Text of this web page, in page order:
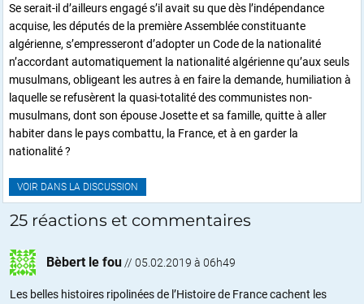
Se serait-il d’ailleurs engagé s’il avait su que dès l’indépendance
acquise, les députés de la première Assemblée constituante
algérienne, s’empresseront d’adopter un Code de la nationalité
n’accordant automatiquement la nationalité algérienne qu’aux seuls
musulmans, obligeant les autres à en faire la demande, humiliation à
laquelle se refusèrent la quasi-totalité des communistes non-
musulmans, dont son épouse Josette et sa famille, quitte à aller
habiter dans le pays combattu, la France, et à en garder la
nationalité ?
VOIR DANS LA DISCUSSION
25 réactions et commentaires
Bèbert le fou // 05.02.2019 à 06h49
Les belles histoires ripolinées de l’Histoire de France cachent les